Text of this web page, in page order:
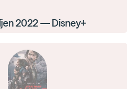
2022 — Disney+